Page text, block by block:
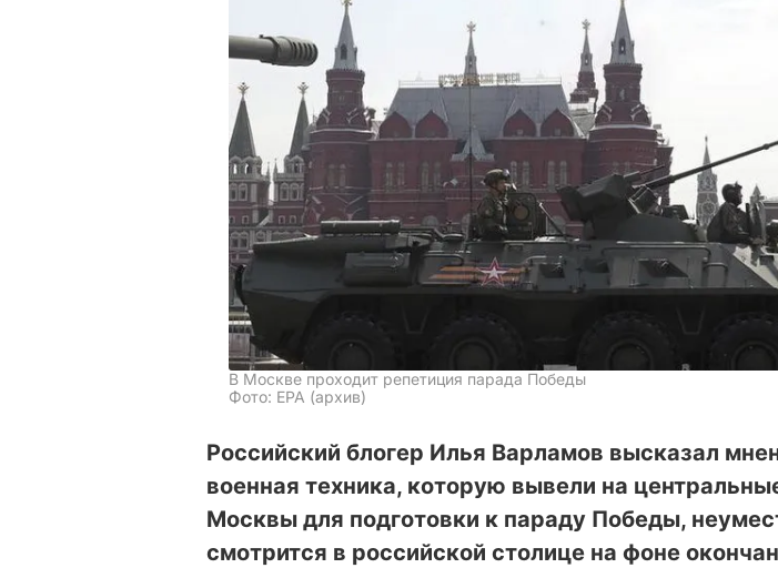
В Москве проходит репетиция парада Победы
Фото: ЕРА (архив)
Российский блогер Илья Варламов высказал
военная техника, которую вывели на
Москвы для подготовки к параду Победы,
смотрится в российской столице на фоне